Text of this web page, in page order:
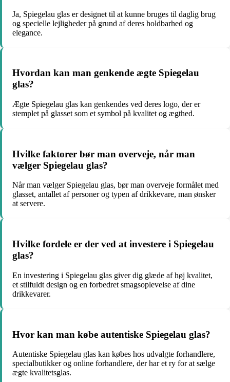
Ja, Spiegelau glas er designet til at kunne bruges til daglig brug
og specielle lejligheder på grund af deres holdbarhed og
elegance.
Hvordan kan man genkende ægte Spiegelau
glas?
Ægte Spiegelau glas kan genkendes ved deres logo, der er
stemplet på glasset som et symbol på kvalitet og ægthed.
Hvilke faktorer bør man overveje, når man
vælger Spiegelau glas?
Når man vælger Spiegelau glas, bør man overveje formålet med
glasset, antallet af personer og typen af drikkevare, man ønsker
at servere.
Hvilke fordele er der ved at investere i Spiegelau
glas?
En investering i Spiegelau glas giver dig glæde af høj kvalitet,
et stilfuldt design og en forbedret smagsoplevelse af dine
drikkevarer.
Hvor kan man købe autentiske Spiegelau glas?
Autentiske Spiegelau glas kan købes hos udvalgte forhandlere,
specialbutikker og online forhandlere, der har et ry for at sælge
ægte kvalitetsglas.